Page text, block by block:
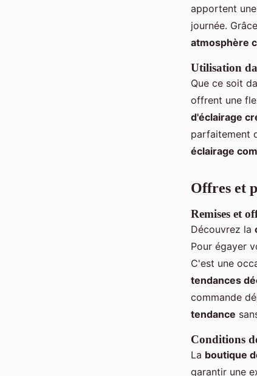
apportent
journée.
atmosphère
Utilisation
Que ce soit
offrent une
d'éclairage
parfaitement
éclairage
Offres et
Remises et
Découvrez la
Pour égayer
C'est une
tendances
commande
tendance
Conditions
La boutique
garantir une